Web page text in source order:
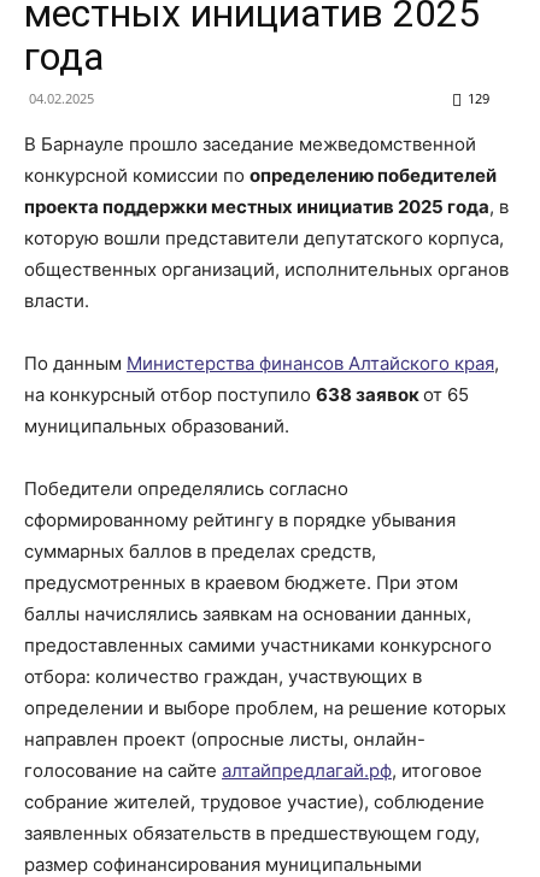
местных инициатив 2025
года
04.02.2025 129
В Барнауле прошло заседание межведомственной
конкурсной комиссии по определению победителей
проекта поддержки местных инициатив 2025 года, в
которую вошли представители депутатского корпуса,
общественных организаций, исполнительных органов
власти.
По данным Министерства финансов Алтайского края,
на конкурсный отбор поступило 638 заявокот 65
муниципальных образований.
Победители определялись согласно
сформированному рейтингу в порядке убывания
суммарных баллов в пределах средств,
предусмотренных в краевом бюджете. При этом
баллы начислялись заявкам на основании данных,
предоставленных самими участниками конкурсного
отбора: количество граждан, участвующих в
определении и выборе проблем, на решение которых
направлен проект (опросные листы, онлайн-
голосование на сайте алтайпредлагай.рф, итоговое
собрание жителей, трудовое участие), соблюдение
заявленных обязательств в предшествующем году,
размер софинансирования муниципальными